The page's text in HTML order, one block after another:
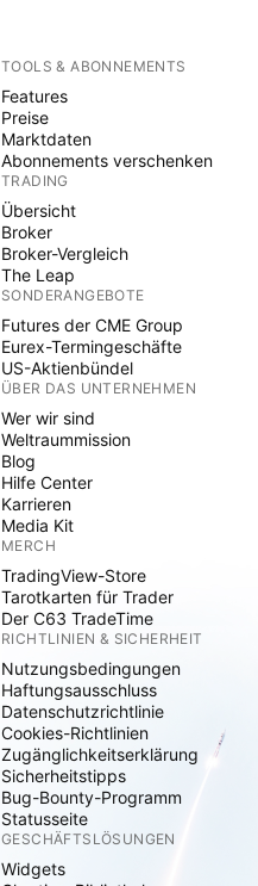
TOOLS & ABONNEMENTS
Features
Preise
Marktdaten
Abonnements verschenken
TRADING
Übersicht
Broker
Broker-Vergleich
The Leap
SONDERANGEBOTE
Futures der CME Group
Eurex-Termingeschäfte
US-Aktienbündel
ÜBER DAS UNTERNEHMEN
Wer wir sind
Weltraummission
Blog
Hilfe Center
Karrieren
Media Kit
MERCH
TradingView-Store
Tarotkarten für Trader
Der C63 TradeTime
RICHTLINIEN & SICHERHEIT
Nutzungsbedingungen
Haftungsausschluss
Datenschutzrichtlinie
Cookies-Richtlinien
Zugänglichkeitserklärung
Sicherheitstipps
Bug-Bounty-Programm
Statusseite
GESCHÄFTSLÖSUNGEN
Widgets